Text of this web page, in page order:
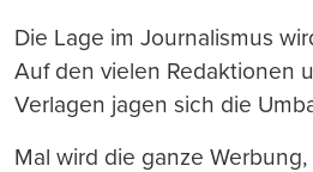
Die Lage im Journalismus
Auf den vielen Redaktionen
Verlagen jagen sich die
Mal wird die ganze